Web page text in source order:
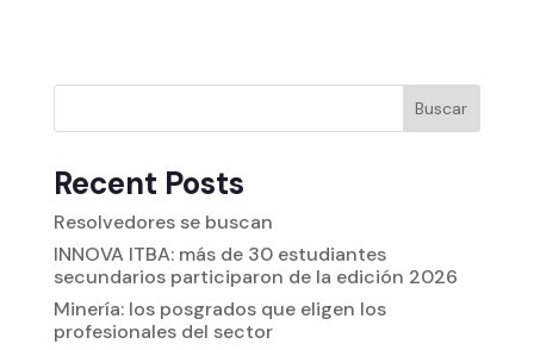
Buscar
Recent Posts
Resolvedores se buscan
INNOVA ITBA: más de 30 estudiantes
secundarios participaron de la edición 2026
Minería: los posgrados que eligen los
profesionales del sector